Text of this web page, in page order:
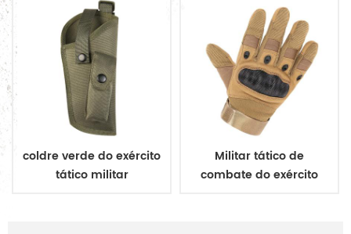
coldre verde do exército
tático militar
Militar tático de
combate do exército